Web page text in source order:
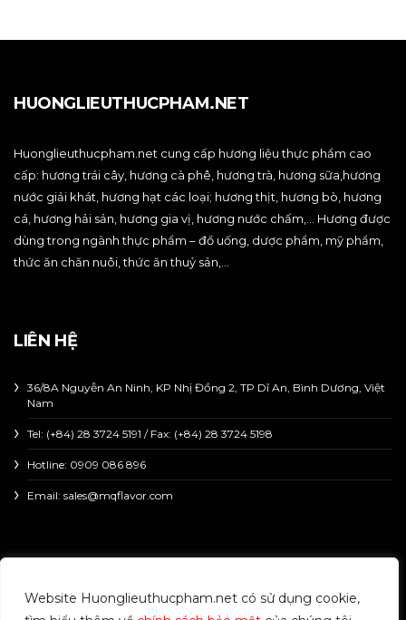
Website Huonglieuthucpham.net có sử dụng cookie,
HUONGLIEUTHUCPHAM.NET
Huonglieuthucpham.net cung cấp hương liệu thực phẩm cao
cấp: hương trái cây, hương cà phê, hương trà, hương sữa,hương
nước giải khát, hương hạt các loại; hương thịt, hương bò, hương
cá, hương hải sản, hương gia vị, hương nước chấm,… Hương được
dùng trong ngành thực phẩm – đồ uống, dược phẩm, mỹ phẩm,
thức ăn chăn nuôi, thức ăn thuỷ sản,…
LIÊN HỆ
36/8A Nguyễn An Ninh, KP Nhị Đồng 2, TP Dĩ An, Bình Dương, Việt
Nam
Tel: (+84) 28 3724 5191 / Fax: (+84) 28 3724 5198
Hotline: 0909 086 896
Email: sales@mqflavor.com
Copyright © 2023 HUONGLIEUTHUCPHAM | All right